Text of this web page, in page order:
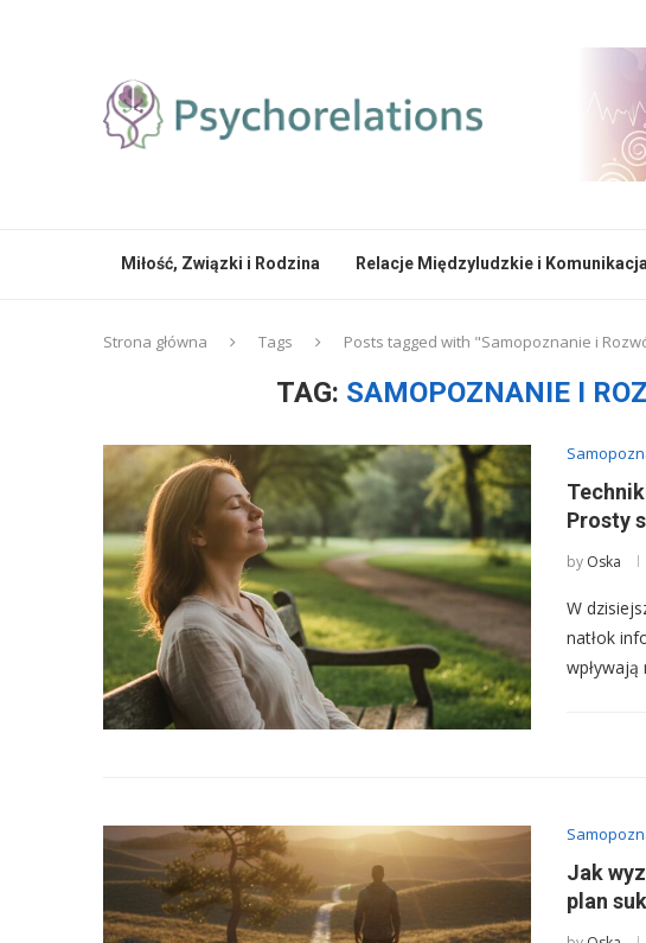
Miłość, Związki i Rodzina Relacje Międzyludzkie i Komunikacja
Strona główna Tags Posts tagged with "Samopoznanie i
TAG: SAMOPOZNANIE I
Prosty
by Oska
W
natłok
Jak
plan